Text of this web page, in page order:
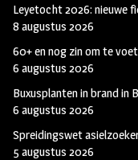
Leyetocht 2026: nieuwe
8 augustus 2026
60+ en nog zin om te
6 augustus 2026
Buxusplanten in brand in
6 augustus 2026
Spreidingswet
5 augustus 2026